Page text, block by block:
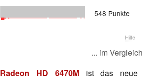
548 Punkte
Hilfe
... im Vergleich
Radeon HD 6470Mist das neue